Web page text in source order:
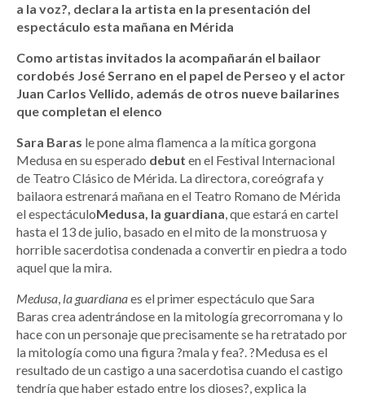
a la voz?, declara la artista en la presentación del
espectáculo esta mañana en Mérida
Como artistas invitados la acompañarán el bailaor
cordobés José Serrano en el papel de Perseo y el actor
Juan Carlos Vellido, además de otros nueve bailarines
que completan el elenco
Sara Baras le pone alma flamenca a la mítica gorgona
Medusa en su esperado debut en el Festival Internacional
de Teatro Clásico de Mérida. La directora, coreógrafa y
bailaora estrenará mañana en el Teatro Romano de Mérida
el espectáculoMedusa, la guardiana, que estará en cartel
hasta el 13 de julio, basado en el mito de la monstruosa y
horrible sacerdotisa condenada a convertir en piedra a todo
aquel que la mira.
Medusa, la guardianaes el primer espectáculo que Sara
Baras crea adentrándose en la mitología grecorromana y lo
hace con un personaje que precisamente se ha retratado por
la mitología como una figura ?mala y fea?. ?Medusa es el
resultado de un castigo a una sacerdotisa cuando el castigo
tendría que haber estado entre los dioses?, explica la